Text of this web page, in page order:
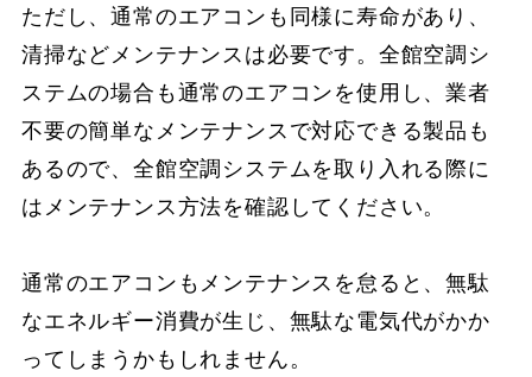
ただし、通常のエアコンも同様に寿命があり、
清掃などメンテナンスは必要です。全館空調シ
ステムの場合も通常のエアコンを使用し、業者
不要の簡単なメンテナンスで対応できる製品も
あるので、全館空調システムを取り入れる際に
はメンテナンス方法を確認してください。
通常のエアコンもメンテナンスを怠ると、無駄
なエネルギー消費が生じ、無駄な電気代がかか
ってしまうかもしれません。